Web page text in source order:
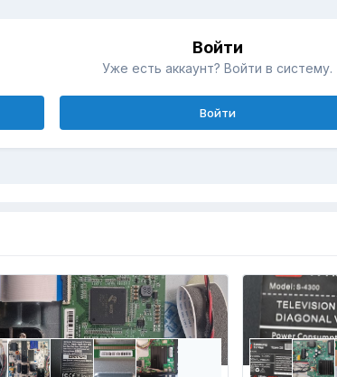
Войти
Уже есть аккаунт? Войти в систему.
Войти